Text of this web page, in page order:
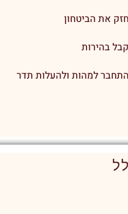
את הביטחון
בהירות
למהות ולהעלות תדר